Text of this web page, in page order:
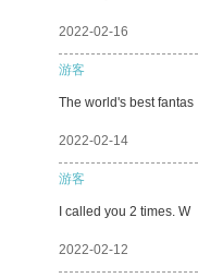
2022-02-16
游客
The world's best fantas
2022-02-14
游客
I called you 2 times. W
2022-02-12